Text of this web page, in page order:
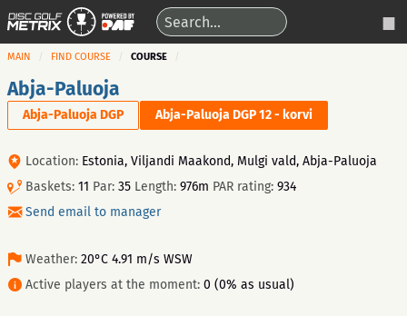
MAIN FIND COURSE COURSE
Abja-Paluoja
Abja-Paluoja DGP Abja-Paluoja DGP 12 - korvi
Location: Estonia, Viljandi Maakond, Mulgi vald, Abja-Paluoja
Baskets: 11 Par: 35 Length: 976m PAR rating: 934
Send email to manager
Weather: 20°C 4.91 m/s WSW
Active players at the moment: 0 (0% as usual)